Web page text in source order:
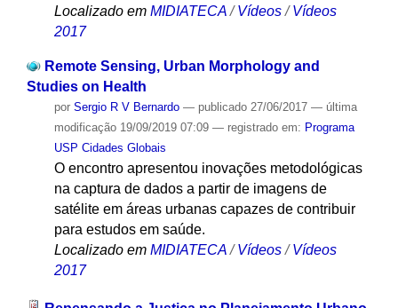
Localizado em MIDIATECA /Vídeos /Vídeos
2017
Remote Sensing, Urban Morphology and
Studies on Health
por Sergio R V Bernardo — publicado27/06/2017 — última
modificação19/09/2019 07:09 — registrado em: Programa
USP Cidades Globais
O encontro apresentou inovações metodológicas
na captura de dados a partir de imagens de
satélite em áreas urbanas capazes de contribuir
para estudos em saúde.
Localizado em MIDIATECA /Vídeos /Vídeos
2017